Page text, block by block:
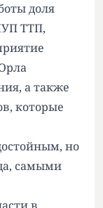
доля
ТТП,
а также
которые
но
самыми